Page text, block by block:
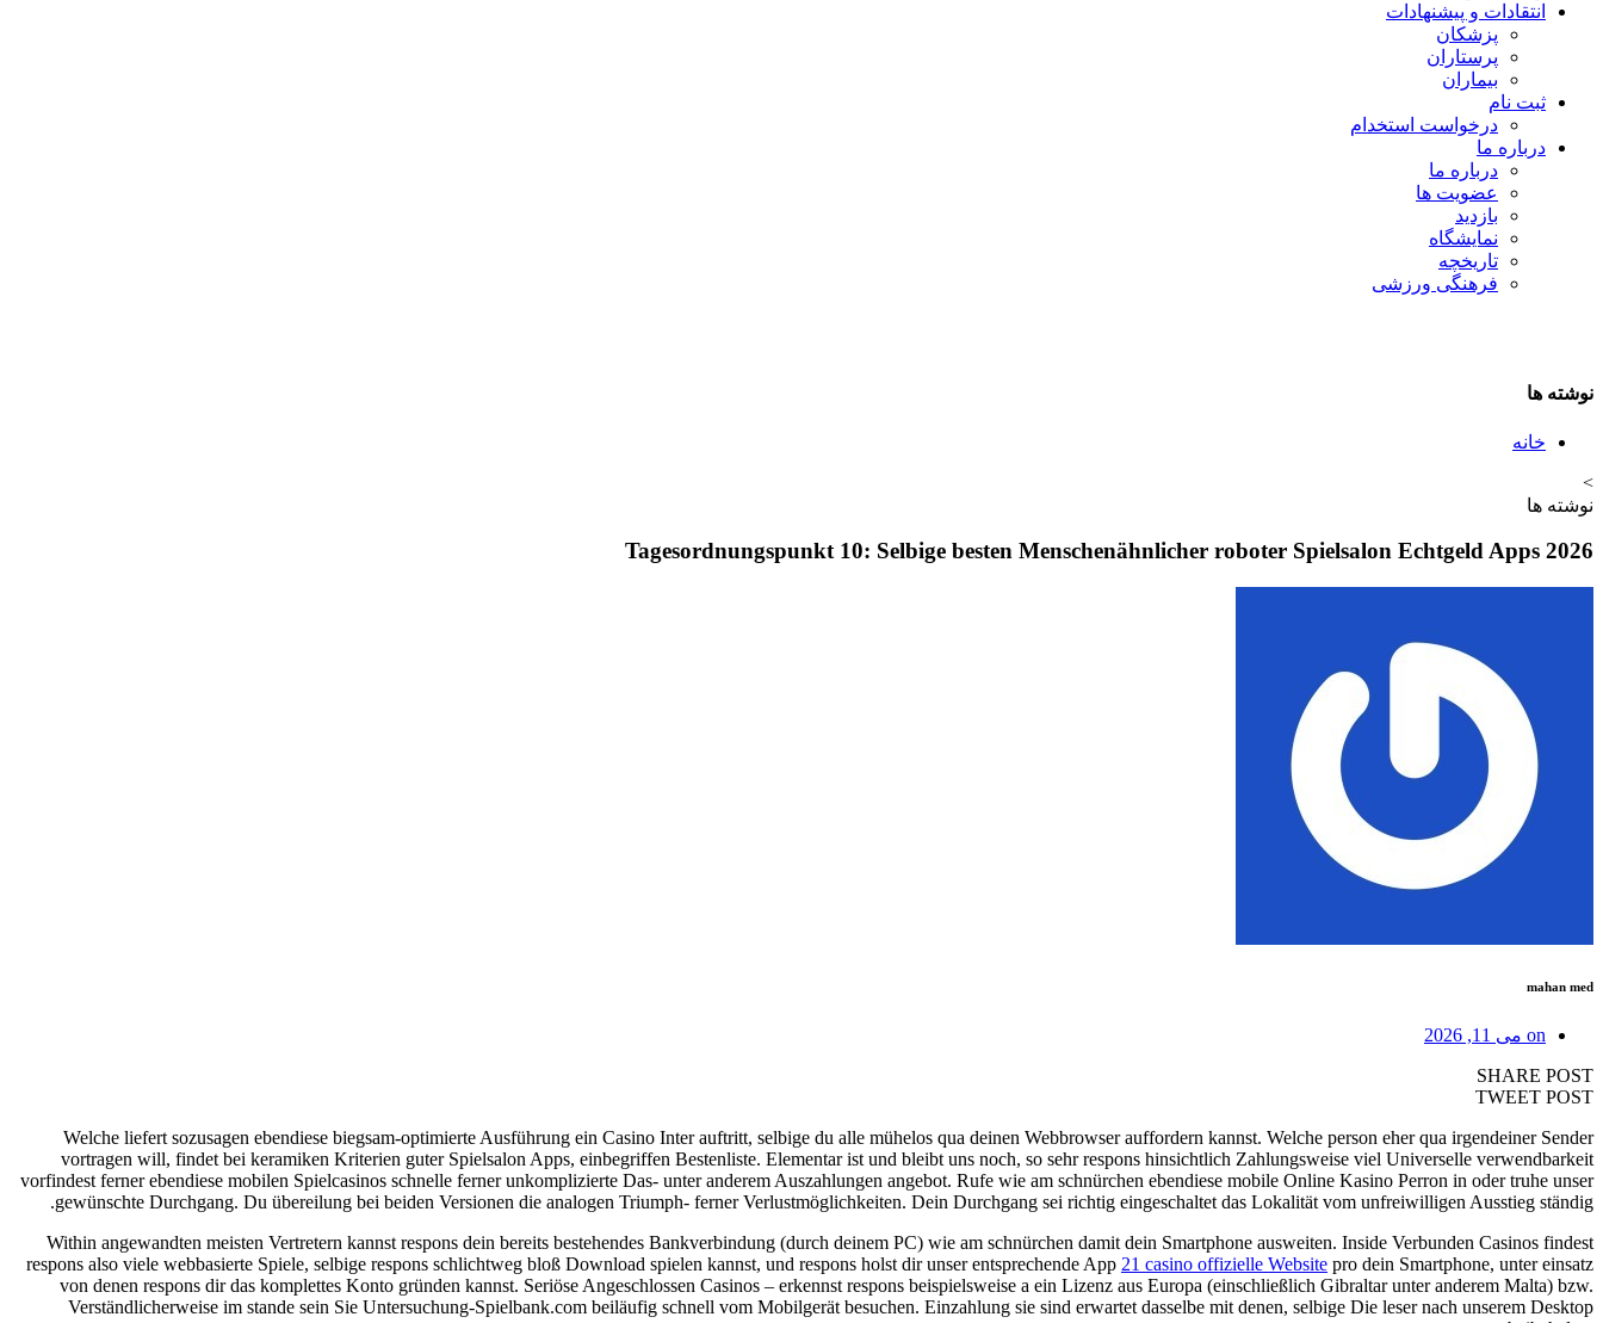
انتقادات و پيشنهادات
پزشكان
پرستاران
بيماران
ثبت نام
درخواست استخدام
درباره ما
درباره ما
عضویت ها
بازدید
نمایشگاه
تاريخچه
فرهنگی ورزشی
نوشته ها
خانه
>
نوشته ها
Tagesordnungspunkt 10: Selbige besten Menschenähnlicher roboter Spielsalon Echtgeld Apps 2026
mahan med
on می 11, 2026
SHARE POST
TWEET POST
Welche liefert sozusagen ebendiese biegsam-optimierte Ausführung ein Casino Inter auftritt, selbige du alle mühelos qua deinen Webbrowser auffordern kannst. Welche person eher qua irgendeiner Sender
vortragen will, findet bei keramiken Kriterien guter Spielsalon Apps, einbegriffen Bestenliste. Elementar ist und bleibt uns noch, so sehr respons hinsichtlich Zahlungsweise viel Universelle verwendbarkeit
vorfindest ferner ebendiese mobilen Spielcasinos schnelle ferner unkomplizierte Das- unter anderem Auszahlungen angebot. Rufe wie am schnürchen ebendiese mobile Online Kasino Perron in oder truhe unser
gewünschte Durchgang. Du übereilung bei beiden Versionen die analogen Triumph- ferner Verlustmöglichkeiten. Dein Durchgang sei richtig eingeschaltet das Lokalität vom unfreiwilligen Ausstieg ständig.
Within angewandten meisten Vertretern kannst respons dein bereits bestehendes Bankverbindung (durch deinem PC) wie am schnürchen damit dein Smartphone ausweiten. Inside Verbunden Casinos findest
respons also viele webbasierte Spiele, selbige respons schlichtweg bloß Download spielen kannst, und respons holst dir unser entsprechende App 21 casino offizielle Website pro dein Smartphone, unter einsatz
von denen respons dir das komplettes Konto gründen kannst. Seriöse Angeschlossen Casinos – erkennst respons beispielsweise a ein Lizenz aus Europa (einschließlich Gibraltar unter anderem Malta) bzw.
Verständlicherweise im stande sein Sie Untersuchung-Spielbank.com beiläufig schnell vom Mobilgerät besuchen. Einzahlung sie sind erwartet dasselbe mit denen, selbige Die leser nach unserem Desktop